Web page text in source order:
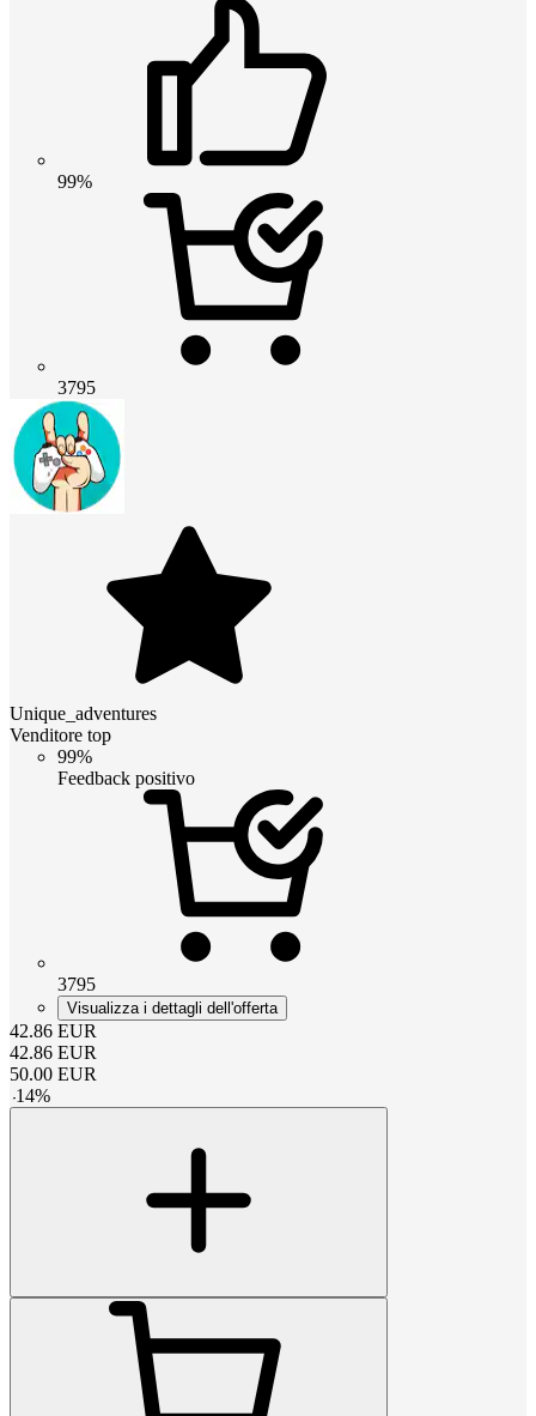
99%
3795
Unique_adventures
Venditore top
99%
Feedback positivo
3795
Visualizza i dettagli dell'offerta
42.86 EUR
42.86 EUR
50.00 EUR
-14%